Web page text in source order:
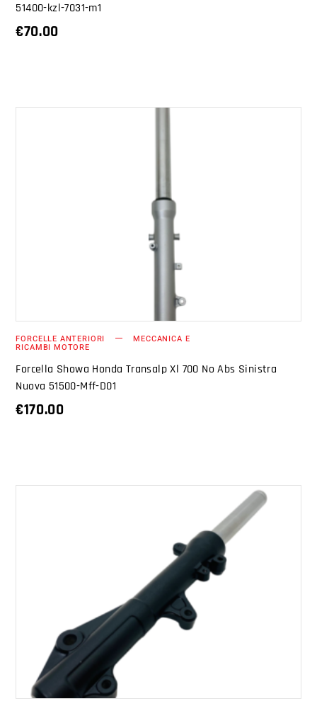
51400-kzl-7031-m1
€70.00
AGGIUNGI AL CARRELLO
FORCELLE ANTERIORI MECCANICA E
RICAMBI MOTORE
Forcella Showa Honda Transalp Xl 700 No Abs Sinistra
Nuova 51500-Mff-D01
€170.00
AGGIUNGI AL CARRELLO